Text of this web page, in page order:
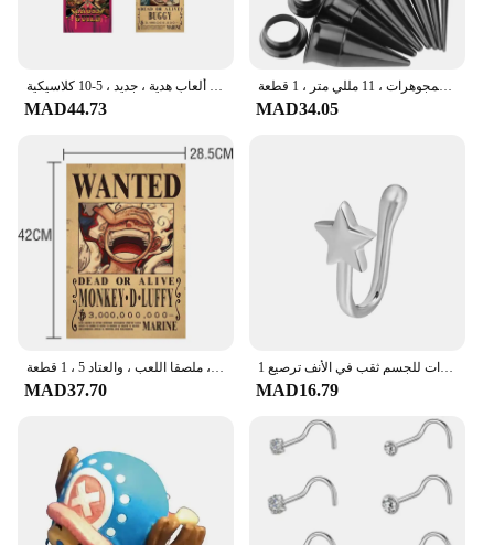
MAD44.73
الجراحية الفولاذ المقاوم للصدأ الأذن نقالة عدة ، ثقب الأقراط ، مقاييس المتوسع ، اللحم نفق هيئة المجوهرات ، 11 مللي متر ، 1 قطعة
MAD34.05
MAD37.70
1 قطعة النحاس الأنف حلقة مشبك الأنف القلب ستار تاج مشبك الأنف الأذن الكفة كليب القرط وهمية مجوهرات للجسم ثقب في الأنف ترصيع
MAD16.79